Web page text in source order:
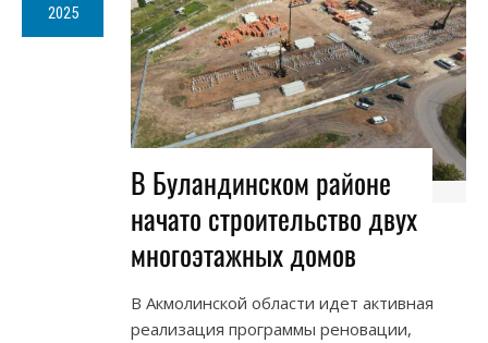
2025
В Буландинском районе
начато строительство двух
многоэтажных домов
В Акмолинской области идет активная
реализация программы реновации,